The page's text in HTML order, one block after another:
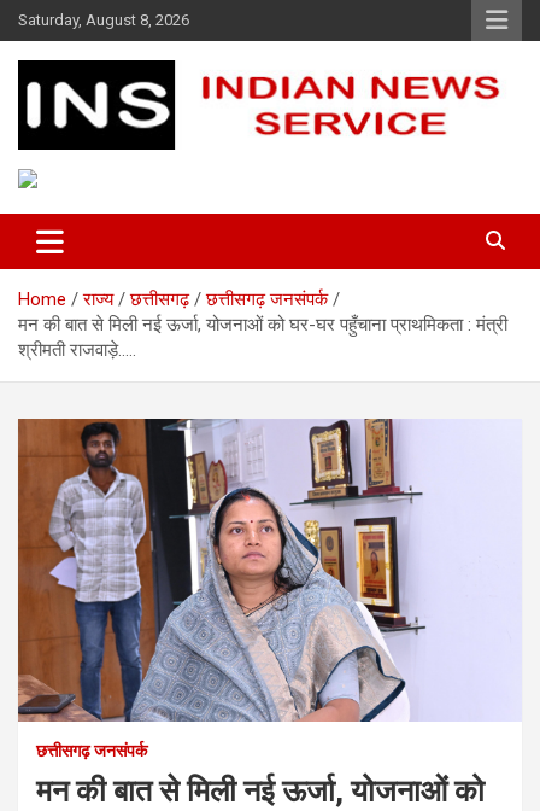
Skip
to
content
Saturday, August 8, 2026
Indian News Service
Home राज्य छत्तीसगढ़
छत्तीसगढ़ जनसंपर्क
मन की बात से मिली नई ऊर्जा, योजनाओं को घर-घर पहुँचाना प्राथमिकता : मंत्री
श्रीमती राजवाड़े…..
छत्तीसगढ़ जनसंपर्क
मन की बात से मिली नई ऊर्जा, योजनाओं को